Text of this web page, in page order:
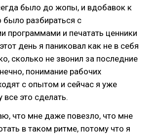
было до жопы, и вдобавок к
было разбираться с
программами и печатать ценники
день я паниковал как не в себя
сколько не звонил за последние
понимание рабочих
с опытом и сейчас я уже
все это сделать.
что мне даже повезло, что мне
в таком ритме, потому что я